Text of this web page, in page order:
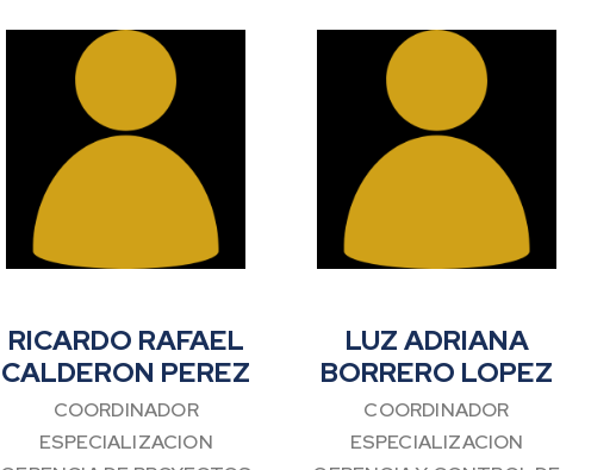
RICARDO RAFAEL
CALDERON PEREZ
COORDINADOR
ESPECIALIZACION
LUZ ADRIANA
BORRERO LOPEZ
COORDINADOR
ESPECIALIZACION